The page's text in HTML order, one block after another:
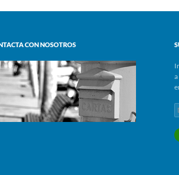
CON NOSOTROS